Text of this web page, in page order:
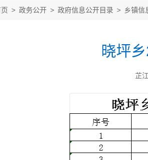
> 政务公开 > 政府信息公开目录 > 乡镇信
晓坪
芷